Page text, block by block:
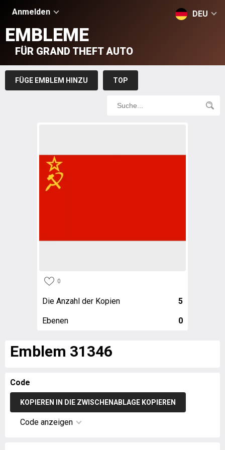
Anmelden DEU
EMBLEME
FÜR GRAND THEFT AUTO
FÜGE EMBLEM HINZU TOP
0
Die Anzahl der Kopien 5
Ebenen 0
Emblem 31346
Code
KOPIEREN IN DIE ZWISCHENABLAGE KOPIEREN
Code anzeigen